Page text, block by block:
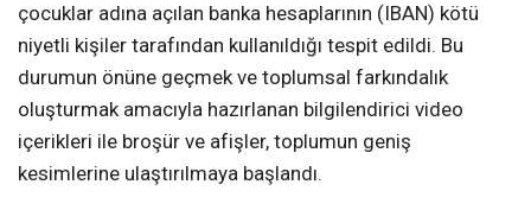
çocuklar adına açılan banka hesaplarının (IBAN) kötü
niyetli kişiler tarafından kullanıldığı tespit edildi. Bu
durumun önüne geçmek ve toplumsal farkındalık
oluşturmak amacıyla hazırlanan bilgilendirici video
içerikleri ile broşür ve afişler, toplumun geniş
kesimlerine ulaştırılmaya başlandı.